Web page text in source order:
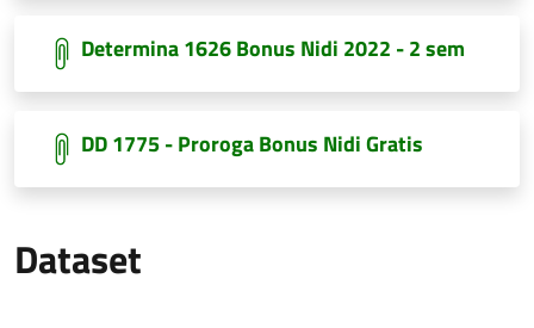
Determina 1626 Bonus Nidi 2022 - 2 sem
DD 1775 - Proroga Bonus Nidi Gratis
Dataset